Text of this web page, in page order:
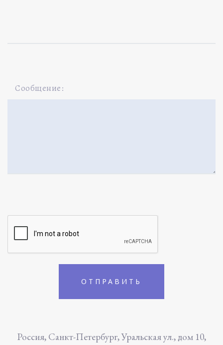
Сообщение:
Россия, Санкт-Петербург, Уральская ул., дом 10,